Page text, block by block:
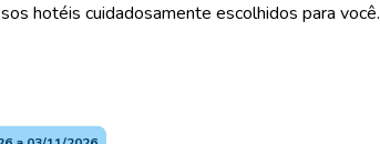
hotéis cuidadosamente escolhidos para você.